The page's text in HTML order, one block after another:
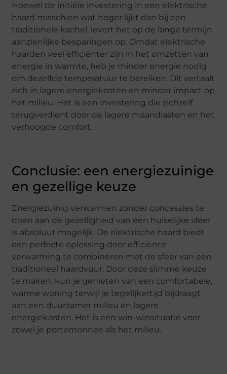
Hoewel de initiële investering in een elektrische
haard misschien wat hoger lijkt dan bij een
traditionele kachel, levert het op de lange termijn
aanzienlijke besparingen op. Omdat elektrische
haarden veel efficiënter zijn in het omzetten van
energie in warmte, heb je minder energie nodig
om dezelfde temperatuur te bereiken. Dit vertaalt
zich in lagere energiekosten en minder impact op
het milieu. Het is een investering die zichzelf
terugverdient door de lagere maandlasten en het
verhoogde comfort.
Conclusie: een energiezuinige
en gezellige keuze
Energiezuinig verwarmen zonder concessies te
doen aan de gezelligheid van een huiselijke sfeer
is absoluut mogelijk. De elektrische haard biedt
een perfecte oplossing door efficiënte
verwarming te combineren met de sfeer van een
traditioneel haardvuur. Door deze slimme keuze
te maken, kun je genieten van een comfortabele,
warme woning terwijl je tegelijkertijd bijdraagt
aan een duurzamer milieu en lagere
energiekosten. Het is een win-winsituatie voor
zowel je portemonnee als het milieu.